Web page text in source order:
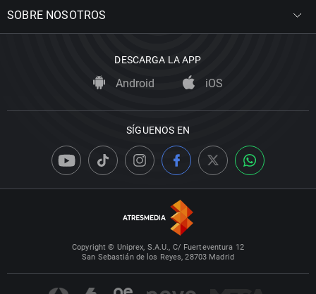
SOBRE NOSOTROS
DESCARGA LA APP
Android iOS
SÍGUENOS EN
Copyright © Uniprex, S.A.U., C/ Fuerteventura 12
San Sebastián de los Reyes, 28703 Madrid